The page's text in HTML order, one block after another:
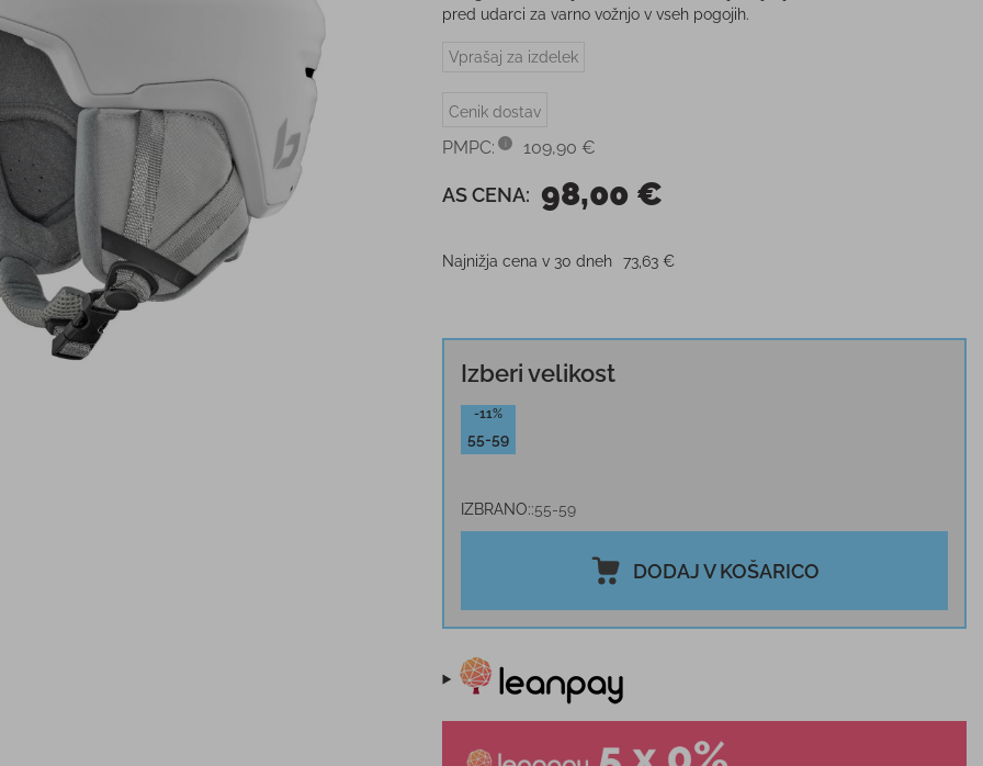
pred udarci za varno vožnjo v vseh pogojih.
Vprašaj za izdelek
Cenik dostav
PMPC: 109,90 €
AS CENA: 98,00 €
Najnižja cena v 30 dneh 73,63 €
Izberi velikost
-11%
55-59
IZBRANO: 55-59
DODAJ V KOŠARICO